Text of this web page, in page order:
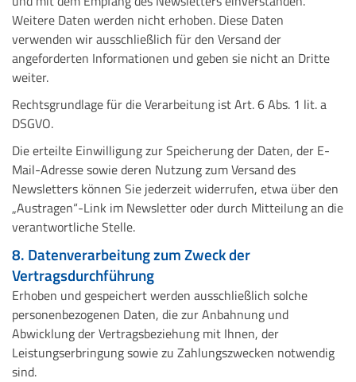
Weitere Daten werden nicht erhoben. Diese Daten
verwenden wir ausschließlich für den Versand der
angeforderten Informationen und geben sie nicht an Dritte
weiter.
Rechtsgrundlage für die Verarbeitung ist Art. 6 Abs. 1 lit. a
DSGVO.
Die erteilte Einwilligung zur Speicherung der Daten, der E-
Mail-Adresse sowie deren Nutzung zum Versand des
Newsletters können Sie jederzeit widerrufen, etwa über den
„Austragen“-Link im Newsletter oder durch Mitteilung an die
verantwortliche Stelle.
8. Datenverarbeitung zum Zweck der
Vertragsdurchführung
Erhoben und gespeichert werden ausschließlich solche
personenbezogenen Daten, die zur Anbahnung und
Abwicklung der Vertragsbeziehung mit Ihnen, der
Leistungserbringung sowie zu Zahlungszwecken notwendig
sind.